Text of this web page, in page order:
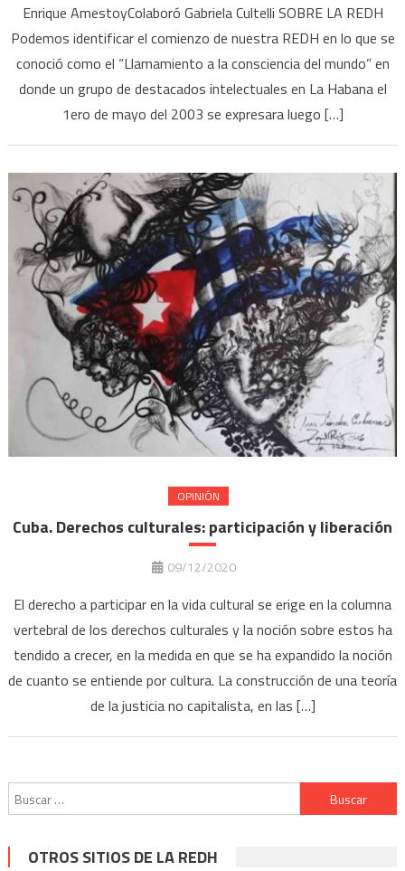
Enrique AmestoyColaboró Gabriela Cultelli SOBRE LA REDH
Podemos identificar el comienzo de nuestra REDH en lo que se
conoció como el “Llamamiento a la consciencia del mundo” en
donde un grupo de destacados intelectuales en La Habana el
1ero de mayo del 2003 se expresara luego […]
OPINIÓN
Cuba. Derechos culturales: participación y liberación
09/12/2020
El derecho a participar en la vida cultural se erige en la columna
vertebral de los derechos culturales y la noción sobre estos ha
tendido a crecer, en la medida en que se ha expandido la noción
de cuanto se entiende por cultura. La construcción de una teoría
de la justicia no capitalista, en las […]
Buscar:
OTROS SITIOS DE LA REDH